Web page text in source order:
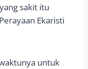
sakit itu
Ekaristi
untuk